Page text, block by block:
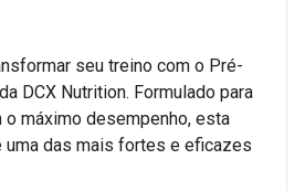
seu treino com o Pré-
DCX Nutrition. Formulado para
máximo desempenho, esta
uma das mais fortes e eficazes